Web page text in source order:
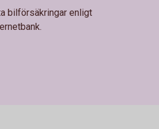
bilförsäkringar enligt